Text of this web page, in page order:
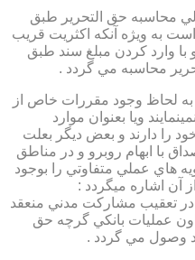
محاسبه حق التحرير طبق
به ويژه آنكه اكثريت قريب
و با وارد كردن مبلغ سند طبق
محاسبه مي گردد .
به لحاظ وجود مقررات خاص از
ويا بعنوان موارد
را دارند و بعض ديگر بعلت
با ابهام روبرو و در مناطق
هاي عملي متفاوتي را بوجود
آن اشاره ميگردد :
در تعقيب مشاركت مدني منعقد
بر اساس تبصره ماده ۱۵ قاون عمليات بانكي گرچه حق
وصول مي گردد .